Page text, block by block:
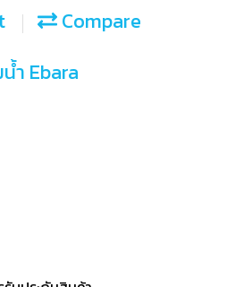
Compare
ำ Ebara